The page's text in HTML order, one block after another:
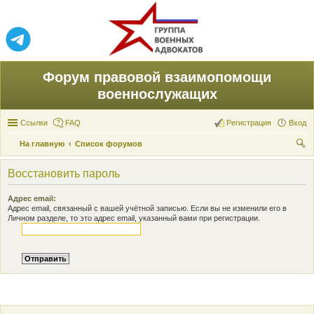
Форум правовой взаимопомощи
военнослужащих
Ссылки FAQ Вход
Регистрация
На главную
Список форумов
ои
Восстановить пароль
Адрес email:
Адрес email, связанный с вашей учётной записью. Если вы не изменили его в
Личном разделе, то это адрес email, указанный вами при регистрации.